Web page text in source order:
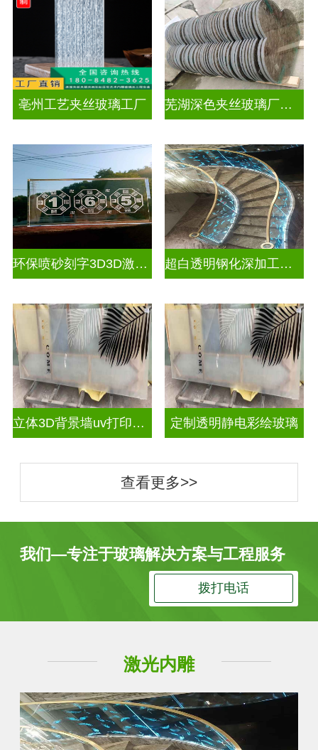
亳州工艺夹丝玻璃工厂 芜湖深色夹丝玻璃厂家电话
环保喷砂刻字3D3D激光内雕玻璃 超白透明钢化深加工激光内雕屏风
立体3D背景墙uv打印玻璃 定制透明静电彩绘玻璃
查看更多>>
我们—专注于玻璃解决方案与工程服务
拨打电话
激光内雕